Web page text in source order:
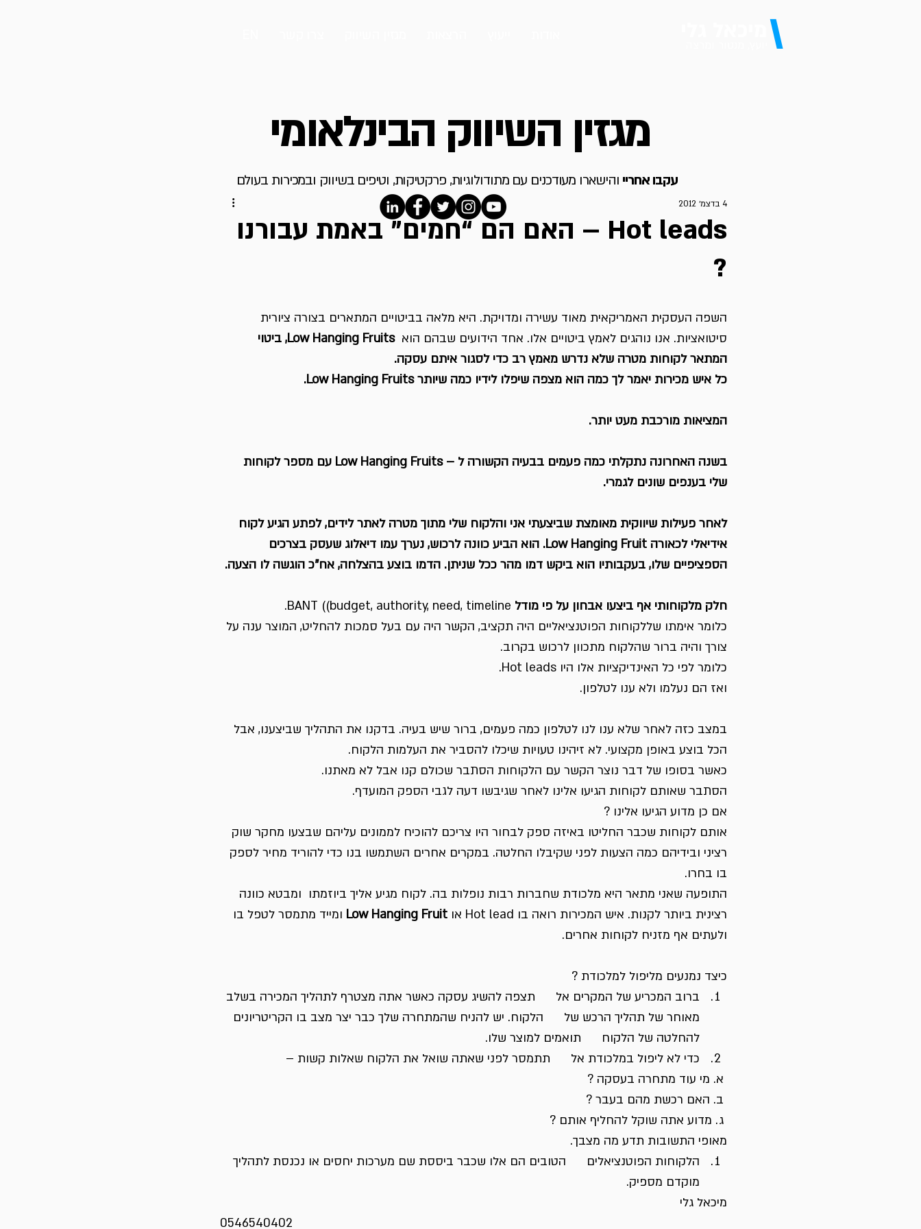
\
מגזין השיווק הבינלאומי
Hot leads – האם הם “חמים” באמת עבורנו
?
4 בדצמ׳ 2012
השפה העסקית האמריקאית מאוד עשירה ומדויקת. היא מלאה בביטויים המתארים בצורה ציורית
סיטואציות. אנו נוהגים לאמץ ביטויים אלו. אחד הידועים שבהם הוא
Low Hanging Fruits, ביטוי
המתאר לקוחות מטרה שלא נדרש מאמץ רב כדי לסגור איתם עסקה.
כל איש מכירות יאמר לך כמה הוא מצפה שיפלו לידיו כמה שיותר Low Hanging Fruits.
המציאות מורכבת מעט יותר.
בשנה האחרונה נתקלתי כמה פעמים בבעיה הקשורה ל – Low Hanging Fruits עם מספר לקוחות
שלי בענפים שונים לגמרי.
לאחר פעילות שיווקית מאומצת שביצעתי אני והלקוח שלי מתוך מטרה לאתר לידים, לפתע הגיע לקוח
אידיאלי לכאורה Low Hanging Fruit. הוא הביע כוונה לרכוש, נערך עמו דיאלוג שעסק בצרכים
הספציפיים שלו, בעקבותיו הוא ביקש דמו מהר ככל שניתן. הדמו בוצע בהצלחה, אח”כ הוגשה לו הצעה.
חלק מלקוחותי אף ביצעו אבחון על פי מודל
כלומר אימתו שללקוחות הפוטנציאליים היה תקציב, הקשר היה עם בעל סמכות להחליט, המוצר ענה על
צורך והיה ברור שהלקוח מתכוון לרכוש בקרוב.
כלומר לפי כל האינדיקציות אלו היו Hot leads.
ואז הם נעלמו ולא ענו לטלפון.
במצב כזה לאחר שלא ענו לנו לטלפון כמה פעמים, ברור שיש בעיה. בדקנו את התהליך שביצענו, אבל
הכל בוצע באופן מקצועי. לא זיהינו טעויות שיכלו להסביר את העלמות הלקוח.
כאשר בסופו של דבר נוצר הקשר עם הלקוחות הסתבר שכולם קנו אבל לא מאתנו.
הסתבר שאותם לקוחות הגיעו אלינו לאחר שגיבשו דעה לגבי הספק המועדף.
אם כן מדוע הגיעו אלינו ?
אותם לקוחות שכבר החליטו באיזה ספק לבחור היו צריכם להוכיח לממונים עליהם שבצעו מחקר שוק
רציני ובידיהם כמה הצעות לפני שקיבלו החלטה. במקרים אחרים השתמשו בנו כדי להוריד מחיר לספק
בו בחרו.
התופעה שאני מתאר היא מלכודת שחברות רבות נופלות בה. לקוח מגיע אליך ביוזמתו  ומבטא כוונה
רצינית ביותר לקנות. איש המכירות רואה בו Hot lead או
Low Hanging Fruit ומייד מתמסר לטפל בו
ולעתים אף מזניח לקוחות אחרים.
כיצד נמנעים מליפול למלכודת ?
ברוב המכריע של המקרים אל      תצפה להשיג עסקה כאשר אתה מצטרף לתהליך המכירה בשלב
מאוחר של תהליך הרכש של      הלקוח. יש להניח שהמתחרה שלך כבר יצר מצב בו הקריטריונים
להחלטה של הלקוח      תואמים למוצר שלו.
כדי לא ליפול במלכודת אל      תתמסר לפני שאתה שואל את הלקוח שאלות קשות –
מאופי התשובות תדע מה מצבך.
הלקוחות הפוטנציאלים      הטובים הם אלו שכבר ביססת שם מערכות יחסים או נכנסת לתהליך
מוקדם מספיק.
מיכאל גלי
0546540402
עקבו אחריי והישארו מעודכנים עם מתודולוגיות, פרקטיקות, וטיפים בשיווק ובמכירות בעולם